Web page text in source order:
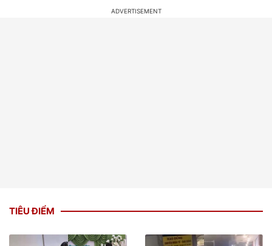
TIÊU ĐIỂM